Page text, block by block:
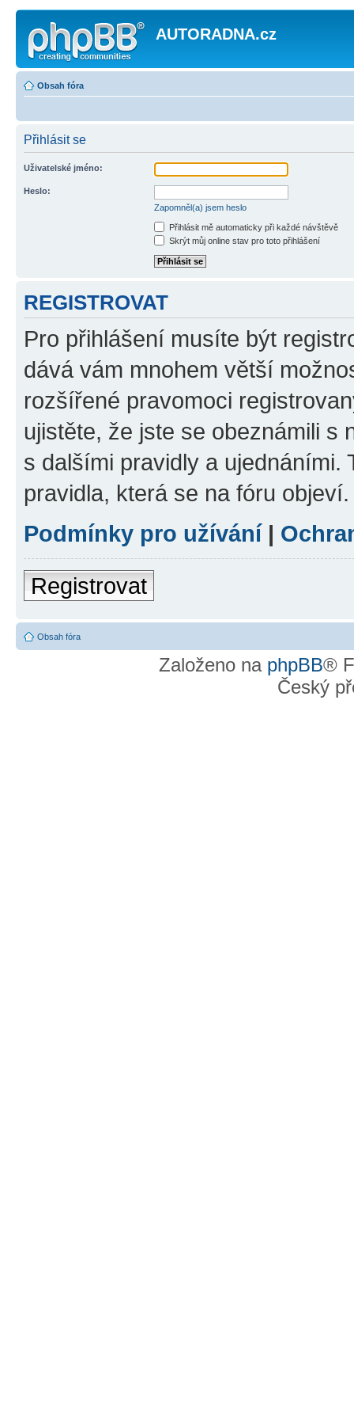
AUTORADNA.cz
Obsah fóra
Přihlásit se
Uživatelské jméno:
Heslo:
Zapomněl(a) jsem heslo
Přihlásit mě automaticky při každé návštěvě
Skrýt můj online stav pro toto přihlášení
REGISTROVAT
Pro přihlášení musíte být
dává vám mnohem větší
rozšířené pravomoci
ujistěte, že jste se obeznámili s
s dalšími pravidly a ujednáními.
pravidla, která se na fóru objeví.
Podmínky pro užívání|
Registrovat
Obsah fóra
Založeno na phpBB®
Český